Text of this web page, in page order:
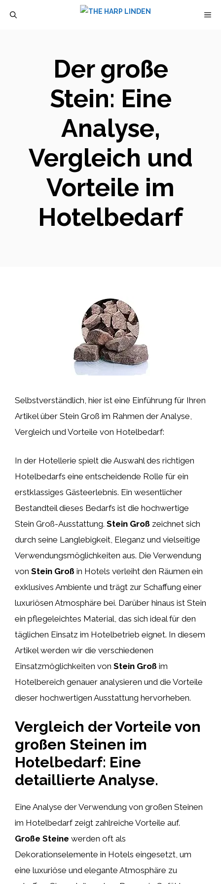
Der große
Stein: Eine
Analyse,
Vergleich und
Vorteile im
Hotelbedarf
Selbstverständlich, hier ist eine Einführung für Ihren
Artikel über Stein Groß im Rahmen der Analyse,
Vergleich und Vorteile von Hotelbedarf:
In der Hotellerie spielt die Auswahl des richtigen
Hotelbedarfs eine entscheidende Rolle für ein
erstklassiges Gästeerlebnis. Ein wesentlicher
Bestandteil dieses Bedarfs ist die hochwertige
Stein Groß-Ausstattung. Stein Groß zeichnet sich
durch seine Langlebigkeit, Eleganz und vielseitige
Verwendungsmöglichkeiten aus. Die Verwendung
von Stein Groß in Hotels verleiht den Räumen ein
exklusives Ambiente und trägt zur Schaffung einer
luxuriösen Atmosphäre bei. Darüber hinaus ist Stein
ein pflegeleichtes Material, das sich ideal für den
täglichen Einsatz im Hotelbetrieb eignet. In diesem
Artikel werden wir die verschiedenen
Einsatzmöglichkeiten von Stein Groß im
Hotelbereich genauer analysieren und die Vorteile
dieser hochwertigen Ausstattung hervorheben.
Vergleich der Vorteile von
großen Steinen im
Hotelbedarf: Eine
detaillierte Analyse.
Eine Analyse der Verwendung von großen Steinen
im Hotelbedarf zeigt zahlreiche Vorteile auf.
Große Steine werden oft als
Dekorationselemente in Hotels eingesetzt, um
eine luxuriöse und elegante Atmosphäre zu